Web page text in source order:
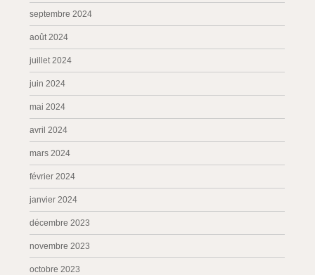
septembre 2024
août 2024
juillet 2024
juin 2024
mai 2024
avril 2024
mars 2024
février 2024
janvier 2024
décembre 2023
novembre 2023
octobre 2023